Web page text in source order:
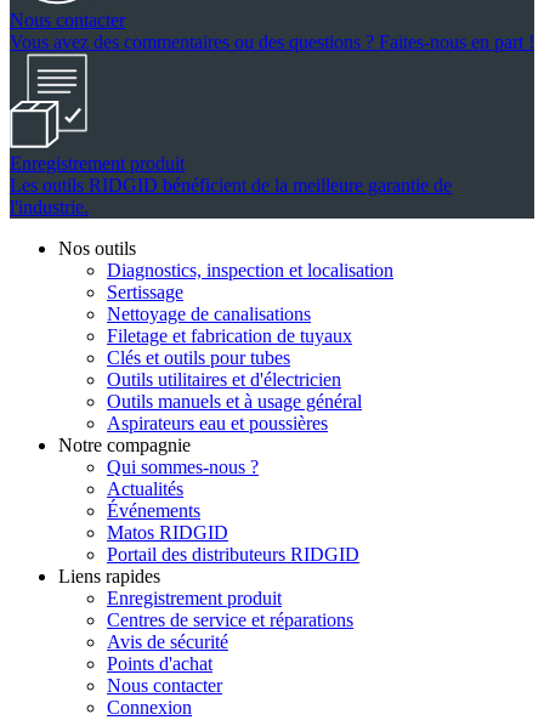
Nous contacter
Vous avez des commentaires ou des questions ? Faites-nous en part !
Enregistrement produit
Les outils RIDGID bénéficient de la meilleure garantie de
l'industrie.
Nos outils
Diagnostics, inspection et localisation
Sertissage
Nettoyage de canalisations
Filetage et fabrication de tuyaux
Clés et outils pour tubes
Outils utilitaires et d'électricien
Outils manuels et à usage général
Aspirateurs eau et poussières
Notre compagnie
Qui sommes-nous ?
Actualités
Événements
Matos RIDGID
Portail des distributeurs RIDGID
Liens rapides
Enregistrement produit
Centres de service et réparations
Avis de sécurité
Points d'achat
Nous contacter
Connexion